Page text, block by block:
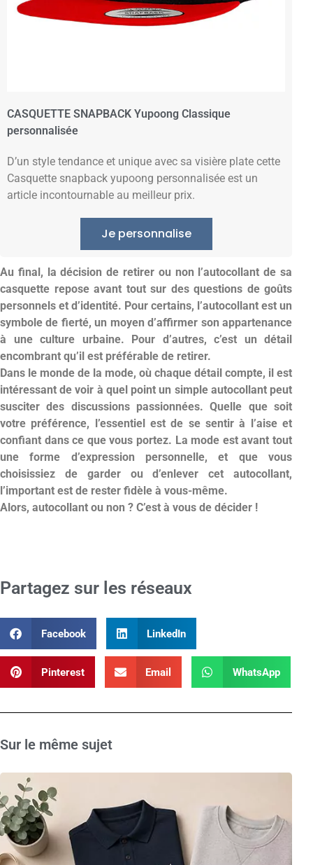
CASQUETTE SNAPBACK Yupoong Classique
personnalisée
D’un style tendance et unique avec sa visière plate cette
Casquette snapback yupoong personnalisée est un
article incontournable au meilleur prix.
Je personnalise
Au final, la décision de retirer ou non l’autocollant de sa
casquette repose avant tout sur des questions de goûts
personnels et d’identité. Pour certains, l’autocollant est un
symbole de fierté, un moyen d’affirmer son appartenance
à une culture urbaine. Pour d’autres, c’est un détail
encombrant qu’il est préférable de retirer.
Dans le monde de la mode, où chaque détail compte, il est
intéressant de voir à quel point un simple autocollant peut
susciter des discussions passionnées. Quelle que soit
votre préférence, l’essentiel est de se sentir à l’aise et
confiant dans ce que vous portez. La mode est avant tout
une forme d’expression personnelle, et que vous
choisissiez de garder ou d’enlever cet autocollant,
l’important est de rester fidèle à vous-même.
Alors, autocollant ou non ? C’est à vous de décider !
Partagez sur les réseaux
Facebook LinkedIn
Pinterest Email WhatsApp
Sur le même sujet